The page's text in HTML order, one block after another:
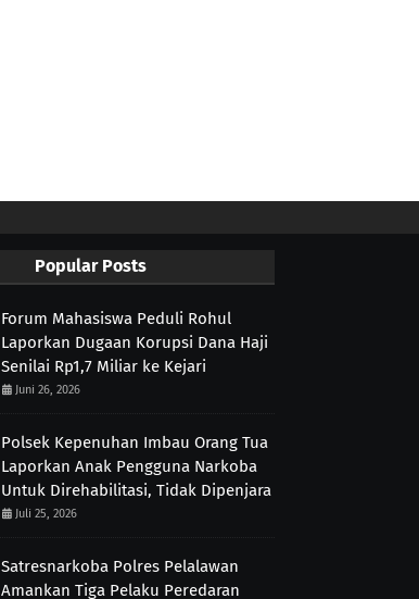
Popular Posts
Forum Mahasiswa Peduli Rohul
Laporkan Dugaan Korupsi Dana Haji
Senilai Rp1,7 Miliar ke Kejari
Juni 26, 2026
Polsek Kepenuhan Imbau Orang Tua
Laporkan Anak Pengguna Narkoba
Untuk Direhabilitasi, Tidak Dipenjara
Juli 25, 2026
Satresnarkoba Polres Pelalawan
Amankan Tiga Pelaku Peredaran